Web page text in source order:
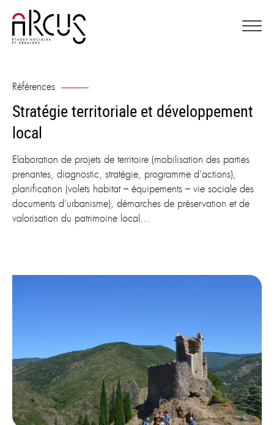
Références
Stratégie territoriale et développement
local
Elaboration de projets de territoire (mobilisation des parties
prenantes, diagnostic, stratégie, programme d’actions),
planification (volets habitat – équipements – vie sociale des
documents d’urbanisme), démarches de préservation et de
valorisation du patrimoine local…